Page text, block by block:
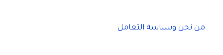
من نحن وسياسة التعامل